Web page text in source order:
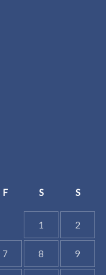
F S S
1 2
7 8 9